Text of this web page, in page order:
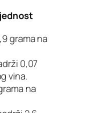
grama na
0,07
vina.
na